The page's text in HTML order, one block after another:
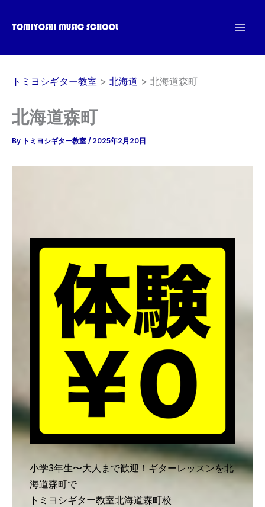
ス
トミヨシギター教室 北海道 北海道森町
北海道森町
By トミヨシギター教室 / 2025年2月20日
小学3年生〜大人まで歓迎！ギターレッスンを北
海道森町で
トミヨシギター教室北海道森町校